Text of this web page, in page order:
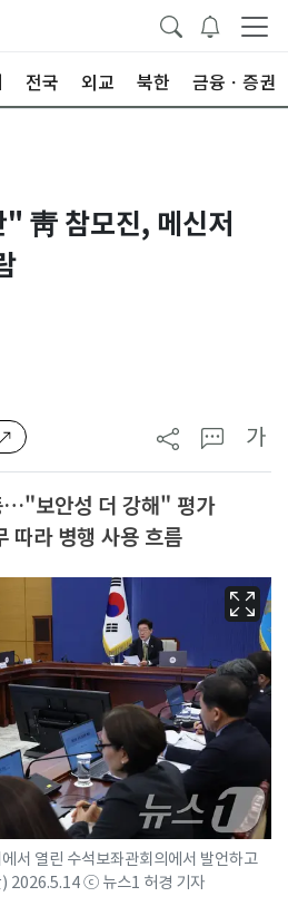
전국 외교 북한 금융ㆍ증권
靑 참모진, 메신저
가
보안성 더 강해" 평가
따라 병행 사용 흐름
서 열린 수석보좌관회의에서 발언하고
2026.5.14 ⓒ 뉴스1 허경 기자